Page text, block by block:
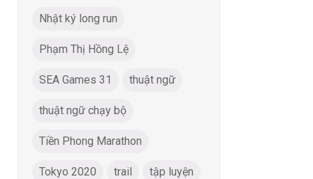
Nhật ký long run
Phạm Thị Hồng Lệ
SEA Games 31 thuật ngữ
thuật ngữ chạy bộ
Tiền Phong Marathon
Tokyo 2020 trail tập luyện